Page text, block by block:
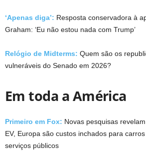
‘Apenas diga’: Resposta conservadora à
Graham: ‘Eu não estou nada com Trump’
Relógio de Midterms: Quem são os
vulneráveis ​​do Senado em 2026?
Em toda a América
Primeiro em Fox: Novas pesquisas
EV, Europa são custos inchados para
serviços públicos